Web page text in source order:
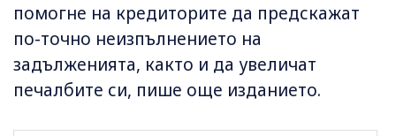
помогне на кредиторите да предскажат
по-точно неизпълнението на
задълженията, както и да увеличат
печалбите си, пише още изданието.